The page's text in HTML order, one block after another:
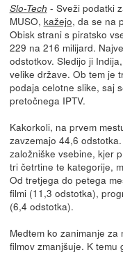
Slo-Tech - Sveži podatki
MUSO, kažejo, da se na
Obisk strani s piratsko
229 na 216 milijard.
odstotkov. Sledijo ji
velike države. Ob tem je
podaja celotne slike, saj
pretočnega IPTV.
Kakorkoli, na prvem
zavzemajo 44,6
založniške vsebine, kjer
tri četrtine te kategorije,
Od tretjega do petega
filmi (11,3 odstotka),
(6,4 odstotka).
Medtem ko zanimanje
filmov zmanjšuje. K temu